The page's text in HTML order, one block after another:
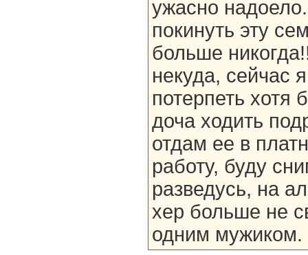
ужасно
покинуть эту
больше
некуда, сейчас
потерпеть хотя
доча ходить
отдам ее в
работу, буду
разведусь, на
хер больше не
одним мужиком.